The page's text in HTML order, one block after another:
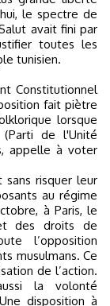
le spectre de
avait fini par
toutes les
tunisien.
Constitutionnel
fait piètre
lorsque
(Parti de l'Unité
appelle à voter
risquer leur
au régime
à Paris, le
des droits de
l’opposition
musulmans. Ce
de l’action.
la volonté
disposition à